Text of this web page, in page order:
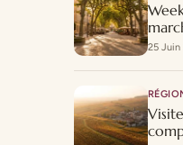
25 Juin